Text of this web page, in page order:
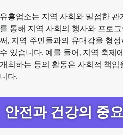
유흥업소는 지역 사회와 밀접한
를 통해 지역 사회의 행사와 프로
써, 지역 주민들과의 유대감을 형
수 있습니다. 예를 들어, 지역 축제
개최하는 등의 활동은 사회적 책
니다.
안전과 건강의 중